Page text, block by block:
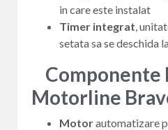
in care este instalat
Timer integrat,
setata sa se deschida
Componente
Motorline
Motorautomatizare